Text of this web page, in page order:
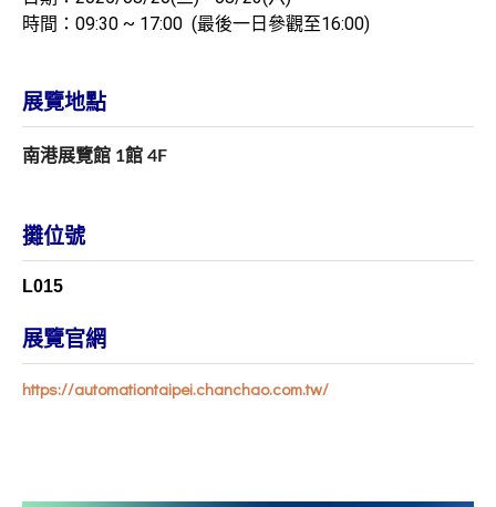
時間：09:30 ~ 17:00 (最後一日參觀至16:00)
展覽地點
南港展覽館 1館 4F
攤位號
L015
展覽官網
https://automationtaipei.chanchao.com.tw/